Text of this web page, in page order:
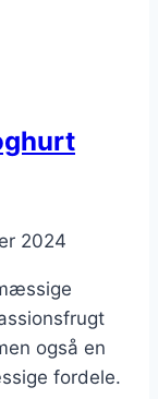
2024
også en
fordele.